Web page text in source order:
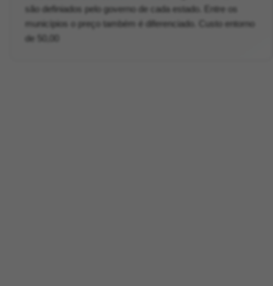
são definiados pelo governo de cada estado. Entre os
municípios o preço também é diferenciado. Custo entorno
de 50,00